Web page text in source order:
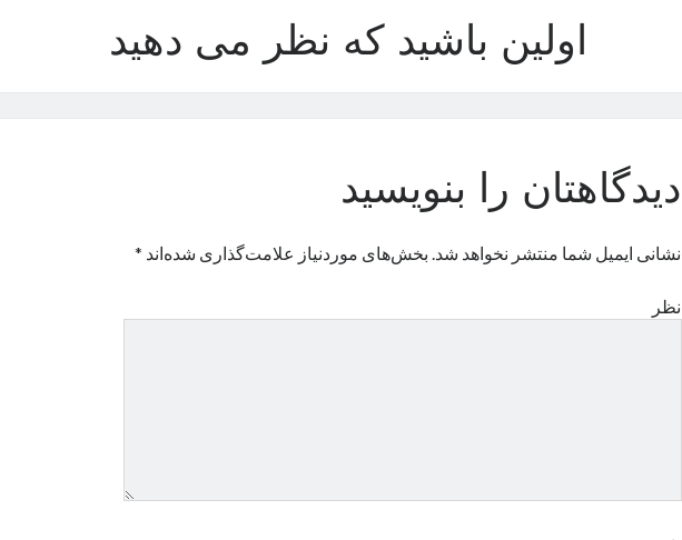
اولین باشید که نظر می دهید
دیدگاهتان را بنویسید
نشانی ایمیل شما منتشر نخواهد شد. بخش‌های موردنیاز علامت‌گذاری شده‌اند *
نظر